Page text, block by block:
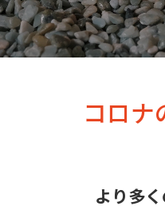
コロナ
より多